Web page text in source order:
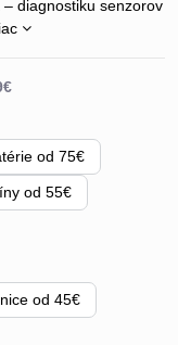
diagnostiku senzorov
od 75€
od 55€
od 45€